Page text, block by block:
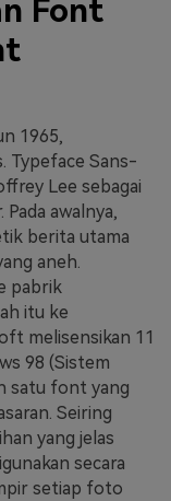
Font
1965,
Typeface Sans-
Lee sebagai
awalnya,
berita utama
aneh.
pabrik
itu ke
melisensikan 11
98 (Sistem
satu font yang
Seiring
yang jelas
secara
setiap foto